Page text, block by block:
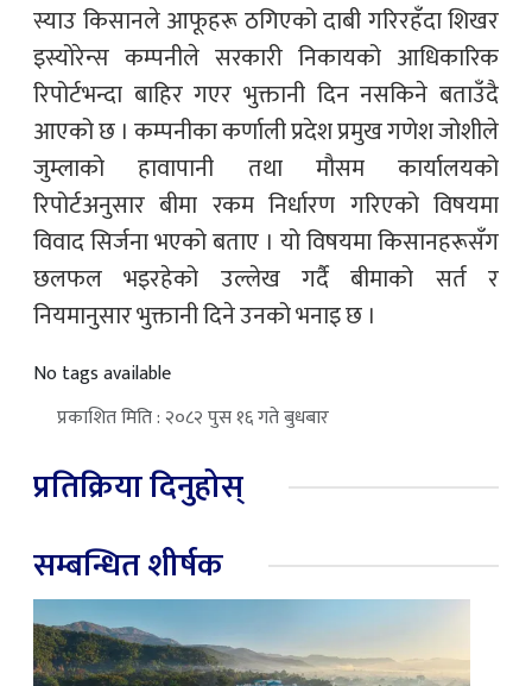
स्याउ किसानले आफूहरू ठगिएको दाबी गरिरहँदा शिखर
इस्योरेन्स कम्पनीले सरकारी निकायको आधिकारिक
रिपोर्टभन्दा बाहिर गएर भुक्तानी दिन नसकिने बताउँदै
आएको छ । कम्पनीका कर्णाली प्रदेश प्रमुख गणेश जोशीले
जुम्लाको हावापानी तथा मौसम कार्यालयको
रिपोर्टअनुसार बीमा रकम निर्धारण गरिएको विषयमा
विवाद सिर्जना भएको बताए । यो विषयमा किसानहरूसँग
छलफल भइरहेको उल्लेख गर्दै बीमाको सर्त र
नियमानुसार भुक्तानी दिने उनको भनाइ छ ।
No tags available
प्रकाशित मिति : २०८२ पुस १६ गते बुधबार
प्रतिक्रिया दिनुहोस्
सम्बन्धित शीर्षक